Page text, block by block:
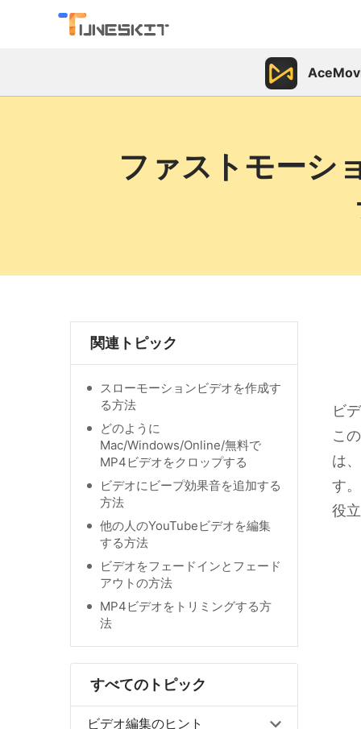
ファストモーシ
関連トピック
スローモーションビデオを作成す
る方法
どのように
Mac/Windows/Online/無料で
MP4ビデオをクロップする
ビデオにビープ効果音を追加する
方法
他の人のYouTubeビデオを編集
する方法
ビデオをフェードインとフェード
アウトの方法
MP4ビデオをトリミングする方
法
すべてのトピック
ビデオ編集のヒント
ビ
こ
は
す
役